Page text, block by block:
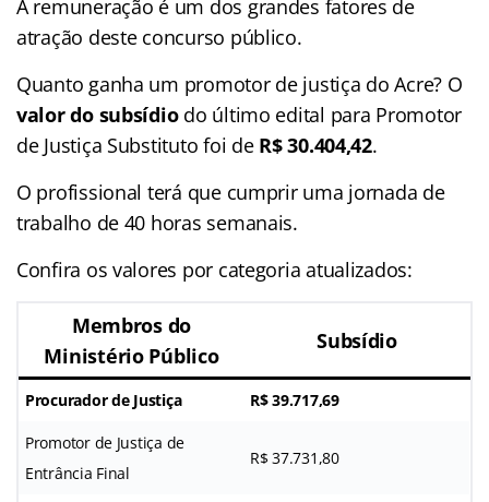
A remuneração é um dos grandes fatores de
atração deste concurso público.
Quanto ganha um promotor de justiça do Acre? O
valor do subsídiodo último edital para Promotor
de Justiça Substituto foi de R$ 30.404,42.
O profissional terá que cumprir uma jornada de
trabalho de 40 horas semanais.
Confira os valores por categoria atualizados:
Membros do
Ministério Público
Subsídio
Procurador de Justiça R$ 39.717,69
Promotor de Justiça de
Entrância Final
R$ 37.731,80